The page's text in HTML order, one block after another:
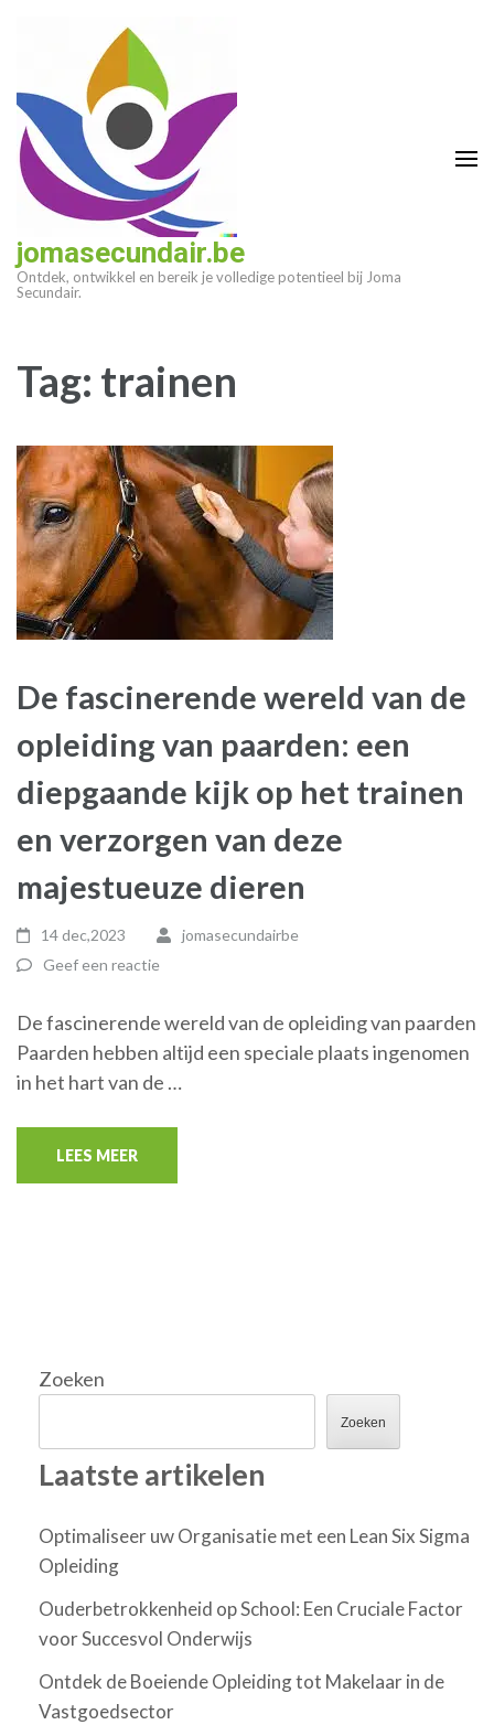
(druk
enter)
jomasecundair.be
Ontdek, ontwikkel en bereik je volledige potentieel bij Joma
Secundair.
Tag: trainen
De fascinerende wereld van de
opleiding van paarden: een
diepgaande kijk op het trainen
en verzorgen van deze
majestueuze dieren
14 dec,2023
jomasecundairbe
Geef een reactie
De fascinerende wereld van de opleiding van paarden
Paarden hebben altijd een speciale plaats ingenomen
in het hart van de …
LEES MEER
Zoeken
Zoeken
Laatste artikelen
Optimaliseer uw Organisatie met een Lean Six Sigma
Opleiding
Ouderbetrokkenheid op School: Een Cruciale Factor
voor Succesvol Onderwijs
Ontdek de Boeiende Opleiding tot Makelaar in de
Vastgoedsector